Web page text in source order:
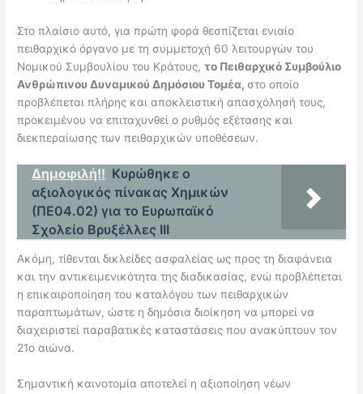
Στο πλαίσιο αυτό, για πρώτη φορά θεσπίζεται ενιαίο
πειθαρχικό όργανο με τη συμμετοχή 60 λειτουργών του
Νομικού Συμβουλίου του Κράτους,το Πειθαρχικό Συμβούλιο
Ανθρώπινου Δυναμικού Δημόσιου Τομέα,στο οποίο
προβλέπεται πλήρης και αποκλειστική απασχόλησή τους,
προκειμένου να επιταχυνθεί ο ρυθμός εξέτασης και
διεκπεραίωσης των πειθαρχικών υποθέσεων.
Δημοφιλή!! Κυρώθηκε ο
αξιολογικός πίνακας Χημικών
(ΠΕ04.02) για το Ευρωπαϊκό
Σχολείο Βρυξέλλες ΙΙΙ
Ακόμη, τίθενται δικλείδες ασφαλείας ως προς τη διαφάνεια
και την αντικειμενικότητα της διαδικασίας, ενώ προβλέπεται
η επικαιροποίηση του καταλόγου των πειθαρχικών
παραπτωμάτων, ώστε η δημόσια διοίκηση να μπορεί να
διαχειριστεί παραβατικές καταστάσεις που ανακύπτουν τον
21ο αιώνα.
Σημαντική καινοτομία αποτελεί η αξιοποίηση νέων